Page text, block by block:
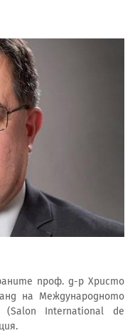
проф. д-р Христо
на Международното
(Salon International de